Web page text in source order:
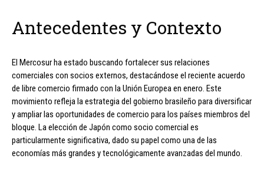
Antecedentes y Contexto
El Mercosur ha estado buscando fortalecer sus relaciones
comerciales con socios externos, destacándose el reciente acuerdo
de libre comercio firmado con la Unión Europea en enero. Este
movimiento refleja la estrategia del gobierno brasileño para diversificar
y ampliar las oportunidades de comercio para los países miembros del
bloque. La elección de Japón como socio comercial es
particularmente significativa, dado su papel como una de las
economías más grandes y tecnológicamente avanzadas del mundo.